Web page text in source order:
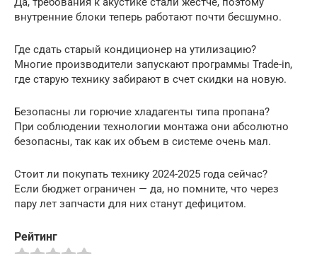
внутренние блоки теперь работают почти бесшумно.
Где сдать старый кондиционер на утилизацию?
Многие производители запускают программы Trade-in,
где старую технику забирают в счет скидки на новую.
Безопасны ли горючие хладагенты типа пропана?
При соблюдении технологии монтажа они абсолютно
безопасны, так как их объем в системе очень мал.
Стоит ли покупать технику 2024-2025 года сейчас?
Если бюджет ограничен — да, но помните, что через
пару лет запчасти для них станут дефицитом.
Рейтинг